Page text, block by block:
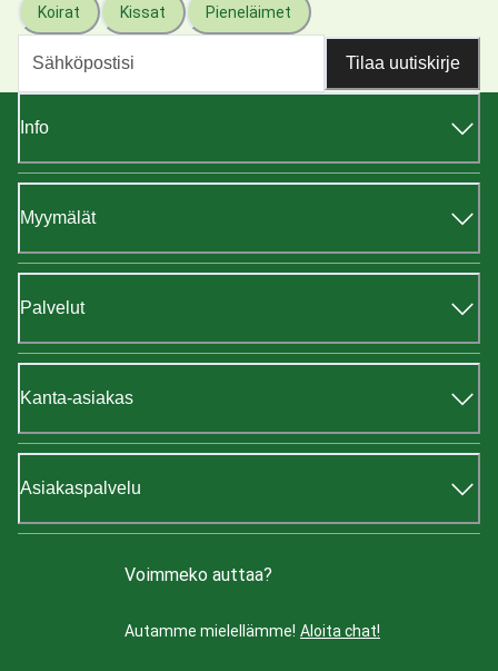
Koirat Kissat Pieneläimet
Tilaa uutiskirje
Info
Myymälät
Palvelut
Kanta-asiakas
Asiakaspalvelu
Voimmeko auttaa?
Autamme mielellämme! Aloita chat!